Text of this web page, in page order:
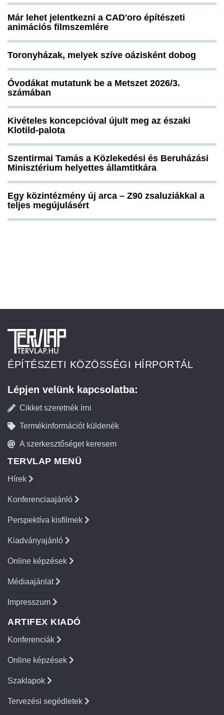
Már lehet jelentkezni a CAD'oro építészeti
animációs filmszemlére
Toronyházak, melyek szíve oázisként dobog
Óvodákat mutatunk be a Metszet 2026/3.
számában
Kivételes koncepcióval újult meg az északi
Klotild-palota
Szentirmai Tamás a Közlekedési és Beruházási
Minisztérium helyettes államtitkára
Egy közintézmény új arca – Z90 zsaluziákkal a
teljes megújulásért
ÉPÍTÉSZETI KÖZÖSSÉGI HÍRPORTÁL
Lépjen velünk kapcsolatba:
Cikket szeretnék írni
Termékinformációt küldenék
A szerkesztőséget keresem
TERVLAP MENÜ
Hírek
Konferenciaajánló
Perspektíva kisfilmek
Kiadványajánló
Online képzések
Médiaajánlat
Impresszum
ARTIFEX KIADÓ
Konferenciák
Online képzések
Szaklapok
Tervezési segédletek